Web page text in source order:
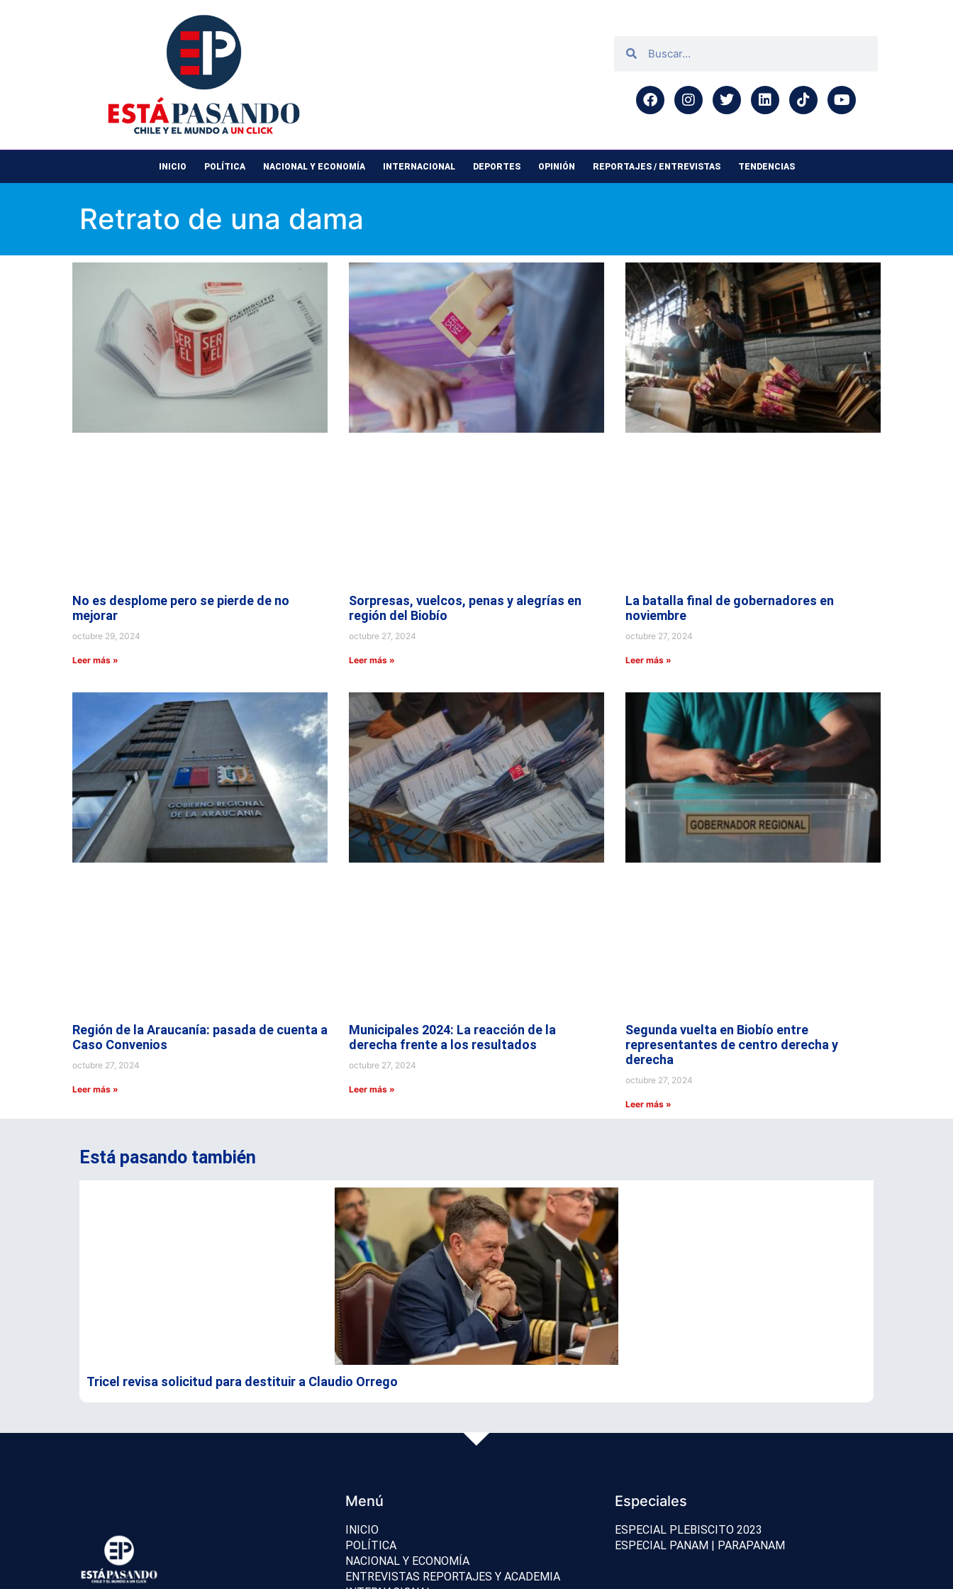
INICIO POLÍTICA NACIONAL Y ECONOMÍA INTERNACIONAL DEPORTES OPINIÓN REPORTAJES / ENTREVISTAS TENDENCIAS
Retrato de una dama
No es desplome pero se pierde de no
mejorar
octubre 29, 2024
Leer más »
Sorpresas, vuelcos, penas y alegrías en
región del Biobío
octubre 27, 2024
Leer más »
La batalla final de gobernadores en
noviembre
octubre 27, 2024
Leer más »
Región de la Araucanía: pasada de cuenta a
Caso Convenios
octubre 27, 2024
Leer más »
Municipales 2024: La reacción de la
derecha frente a los resultados
octubre 27, 2024
Leer más »
Segunda vuelta en Biobío entre
representantes de centro derecha y
derecha
octubre 27, 2024
Leer más »
Está pasando también
Tricel revisa solicitud para destituir a Claudio Orrego
Menú
INICIO
POLÍTICA
NACIONAL Y ECONOMÍA
ENTREVISTAS REPORTAJES Y ACADEMIA
Especiales
ESPECIAL PLEBISCITO 2023
ESPECIAL PANAM | PARAPANAM